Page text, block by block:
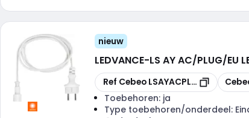
nieuw
LEDVANCE-LS AY AC/PLUG/EU
Kopiëren
Ref Cebeo LSAYACPLUG
Toebehoren: ja
Type toebehoren/onderdeel: